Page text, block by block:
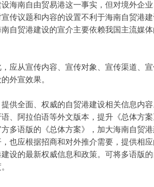
海南自由贸易港这一事实，但对境外企
传议题和内容的设置不利于海南自贸港
自贸港建设的宣介主要依赖我国主流媒
应从宣传内容、宣传对象、宣传渠道、
外宣效果。
供全面、权威的自贸港建设相关信息内
、阿拉伯语等外文版本，提升《总体方
多语版的《总体方案》，加大海南自贸
也应根据招商和对外推介需要，提供相
设的最新权威信息和政策。可将多语版